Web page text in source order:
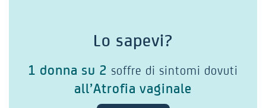
Lo sapevi?
1 donna su 2 soffre di sintomi dovuti
all’Atrofia vaginale